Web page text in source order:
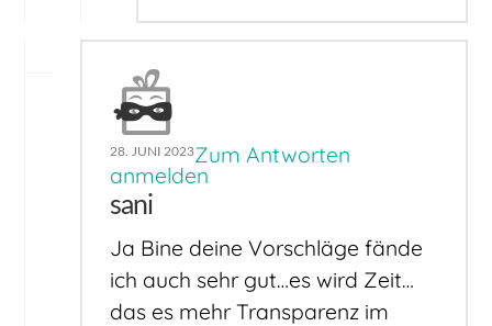
28. JUNI 2023Zum Antworten
anmelden
sani
Ja Bine deine Vorschläge fände
ich auch sehr gut…es wird Zeit…
das es mehr Transparenz im